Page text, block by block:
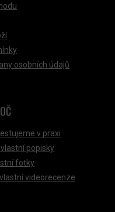
osobních údajů
v praxi
popisky
fotky
videorecenze